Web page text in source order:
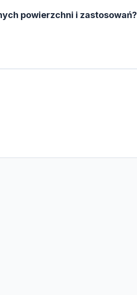
powierzchni i zastosowań?